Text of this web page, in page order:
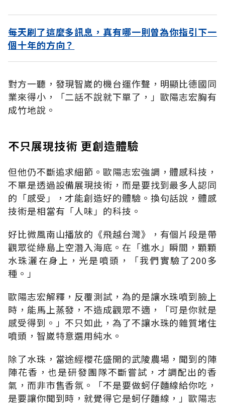
每天刷了這麼多訊息，真有哪一則曾為你指引下一
個十年的方向？
對方一聽，發現智崴的機台運作聲，明顯比德國同
業來得小，「二話不說就下單了，」歐陽志宏胸有
成竹地說。
不只展現技術 更創造體驗
但他仍不斷追求細節。歐陽志宏強調，體感科技，
不單是透過設備展現技術，而是要找到最多人認同
的「感受」，才能創造好的體驗。換句話說，體感
技術是相當有「人味」的科技。
好比微風南山播放的《飛越台灣》，有個片段是帶
觀眾從綠島上空潛入海底。在「進水」瞬間，顆顆
水珠灑在身上，光是噴頭，「我們實驗了200多
種。」
歐陽志宏解釋，反覆測試，為的是讓水珠噴到臉上
時，能馬上蒸發，不造成觀眾不適，「可是你就是
感受得到。」不只如此，為了不讓水珠的雜質堵住
噴頭，智崴特意選用純水。
除了水珠，當途經櫻花盛開的武陵農場，聞到的陣
陣花香，也是研發團隊不斷嘗試，才調配出的香
氣，而非市售香氛。「不是要做蚵仔麵線給你吃，
是要讓你聞到時，就覺得它是蚵仔麵線，」歐陽志